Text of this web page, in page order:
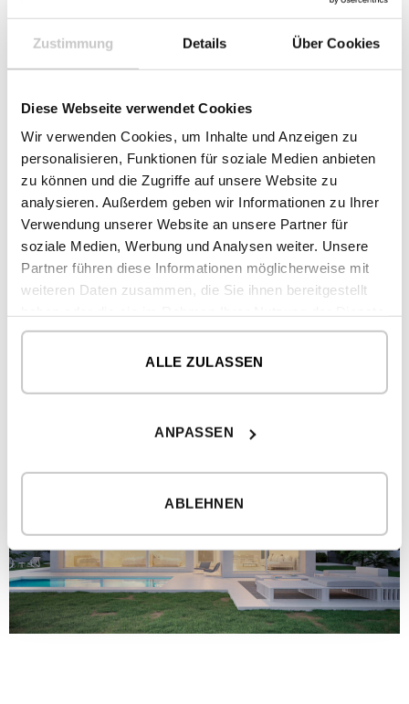
Zustimmung Details Über Cookies
Diese Webseite verwendet Cookies
Wir verwenden Cookies, um Inhalte und Anzeigen zu
personalisieren, Funktionen für soziale Medien anbieten
zu können und die Zugriffe auf unsere Website zu
analysieren. Außerdem geben wir Informationen zu Ihrer
Verwendung unserer Website an unsere Partner für
soziale Medien, Werbung und Analysen weiter. Unsere
Partner führen diese Informationen möglicherweise mit
weiteren Daten zusammen, die Sie ihnen bereitgestellt
gesammelt haben.
ALLE ZULASSEN
ANPASSEN
ABLEHNEN